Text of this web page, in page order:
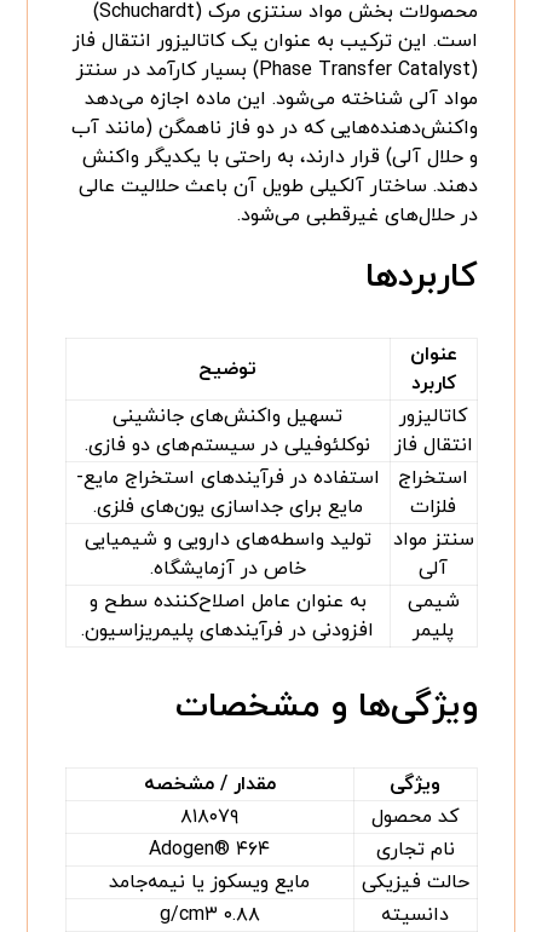
محصولات بخش مواد سنتزی مرک (Schuchardt)
است. این ترکیب به عنوان یک کاتالیزور انتقال فاز
(Phase Transfer Catalyst) بسیار کارآمد در سنتز
مواد آلی شناخته می‌شود. این ماده اجازه می‌دهد
واکنش‌دهنده‌هایی که در دو فاز ناهمگن (مانند آب
و حلال آلی) قرار دارند، به راحتی با یکدیگر واکنش
دهند. ساختار آلکیلی طویل آن باعث حلالیت عالی
در حلال‌های غیرقطبی می‌شود.
کاربردها
عنوان
کاربرد
توضیح
کاتالیزور
انتقال فاز
تسهیل واکنش‌های جانشینی
نوکلئوفیلی در سیستم‌های دو فازی.
استخراج
فلزات
استفاده در فرآیندهای استخراج مایع-
مایع برای جداسازی یون‌های فلزی.
سنتز مواد
آلی
تولید واسطه‌های دارویی و شیمیایی
خاص در آزمایشگاه.
شیمی
پلیمر
به عنوان عامل اصلاح‌کننده سطح و
افزودنی در فرآیندهای پلیمریزاسیون.
ویژگی‌ها و مشخصات
ویژگی
مقدار / مشخصه
کد محصول
۸۱۸۰۷۹
نام تجاری
Adogen® ۴۶۴
حالت فیزیکی
مایع ویسکوز یا نیمه‌جامد
دانسیته
۰.۸۸ g/cm۳